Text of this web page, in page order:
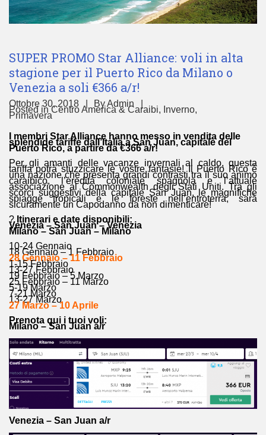
SUPER PROMO Star Alliance: voli in alta
stagione per il Puerto Rico da Milano o
Venezia a soli €366 a/r!
Ottobre 30, 2018 ByAdmin
Posted inCentro America & Caraibi, Inverno,
Primavera
I membri Star Alliance hanno messo in vendita delle
splendide tariffe dall’Italia a San Juan, capitale del
Puerto Rico, a partire da €366 a/r!
Per gli amanti delle vacanze invernali al caldo, questa
tariffa potrà stuzzicare le vostre fantasie! Il Puerto Rico è
una nazione che presenta grandi contrasti tra il suo animo
caraibico, l’eredità coloniale spagnola e l’attuale
associazione al Commonwealth degli Stati Uniti. Tra gli
scorci suggestivi della capitale San Juan, le magnifiche
spiagge tropicali e le foreste nell’entroterra, sarà
sicuramente un Capodanno da non dimenticare!
? Itinerari e date disponibili:
Venezia – San Juan – Venezia
Milano – San Juan – Milano
10-24 Gennaio
18 Gennaio – 1 Febbraio
28 Gennaio – 11 Febbraio
1-15 Febbraio
13-27 Febbraio
19 Febbraio – 5 Marzo
25 Febbraio – 11 Marzo
5-19 Marzo
7-21 Marzo
13-27 Marzo
27 Marzo – 10 Aprile
Prenota qui i tuoi voli:
Milano – San Juan a/r
Venezia – San Juan a/r